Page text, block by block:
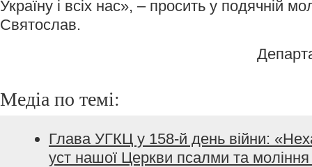
Україну і всіх нас», – просить у подячній
Святослав.
Медіа по темі:
Глава УГКЦ у 158-й день війни:
уст нашої Церкви псалми та моління